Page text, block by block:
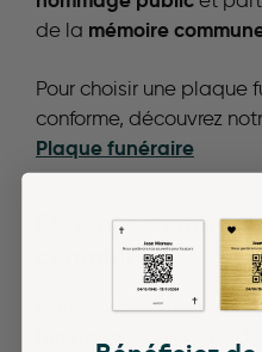
de la mémoire
Pour choisir une plaque
conforme, découvrez
Plaque funéraire
Enjeux
commune
Dans uncimetière, la